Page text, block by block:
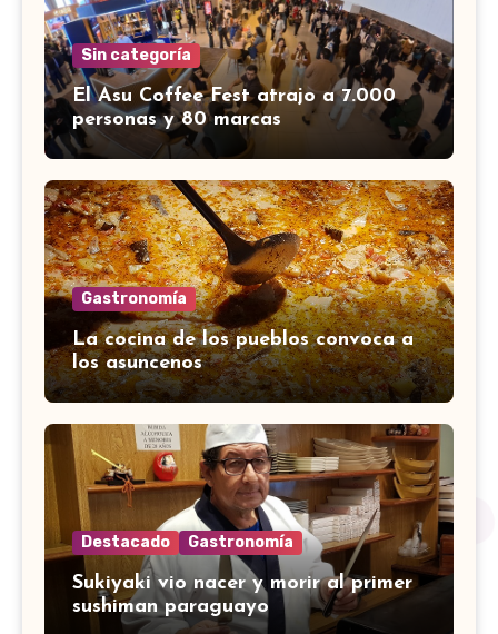
Sin categoría
El Asu Coffee Fest atrajo a 7.000
personas y 80 marcas
Gastronomía
La cocina de los pueblos convoca a
los asuncenos
Destacado Gastronomía
Sukiyaki vio nacer y morir al primer
sushiman paraguayo